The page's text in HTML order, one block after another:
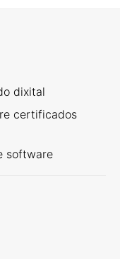
dixital
certificados
software